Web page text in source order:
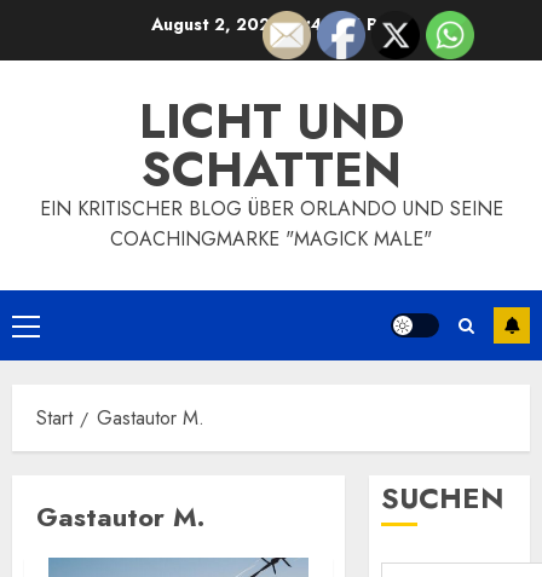
August 2, 202612:46:04 PM
LICHT UND
SCHATTEN
EIN KRITISCHER BLOG ÜBER ORLANDO UND SEINE
COACHINGMARKE "MAGICK MALE"
Primäres
Menü
Start Gastautor M.
Gastautor M. SUCHEN